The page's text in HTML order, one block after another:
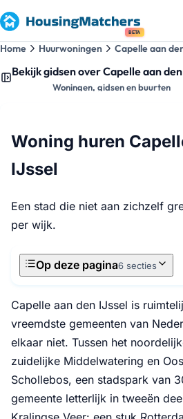
BETA
Home Huurwoningen Capelle aan
Bekijk gidsen over Capelle aan
Woningen, gidsen en buurten
Woning huren
IJssel
Een stad die niet aan zichzelf
per wijk.
Op deze pagina6 secties
Capelle aan den IJssel is
vreemdste gemeenten van
elkaar niet. Tussen het
zuidelijke Middelwatering en
Schollebos, een stadspark van
gemeente letterlijk in tweeën